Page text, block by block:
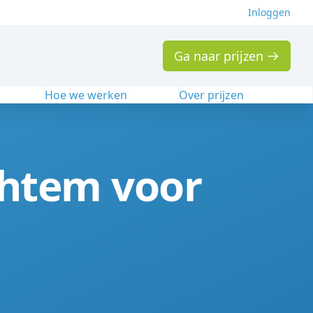
Inloggen
Ga naar prijzen
Hoe we werken Over prijzen
voor